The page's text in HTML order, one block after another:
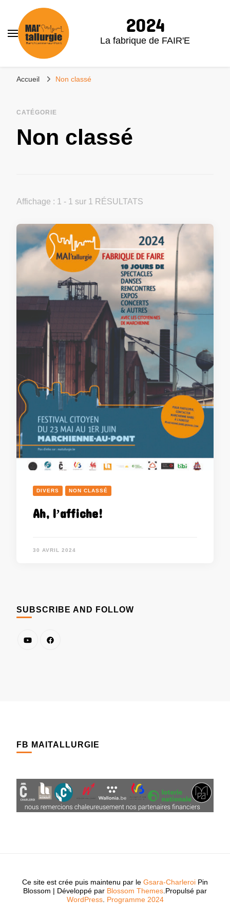
2024
La fabrique de FAIR'E
Accueil Non classé
CATÉGORIE
Non classé
Affichage : 1 - 1 sur 1 RÉSULTATS
DIVERS NON CLASSÉ
Ah, l’affiche!
30 AVRIL 2024
SUBSCRIBE AND FOLLOW
FB MAITALLURGIE
Ce site est crée puis maintenu par le Gsara-Charleroi Pin
Blossom | Développé par Blossom Themes .Propulsé par
WordPress. Programme 2024